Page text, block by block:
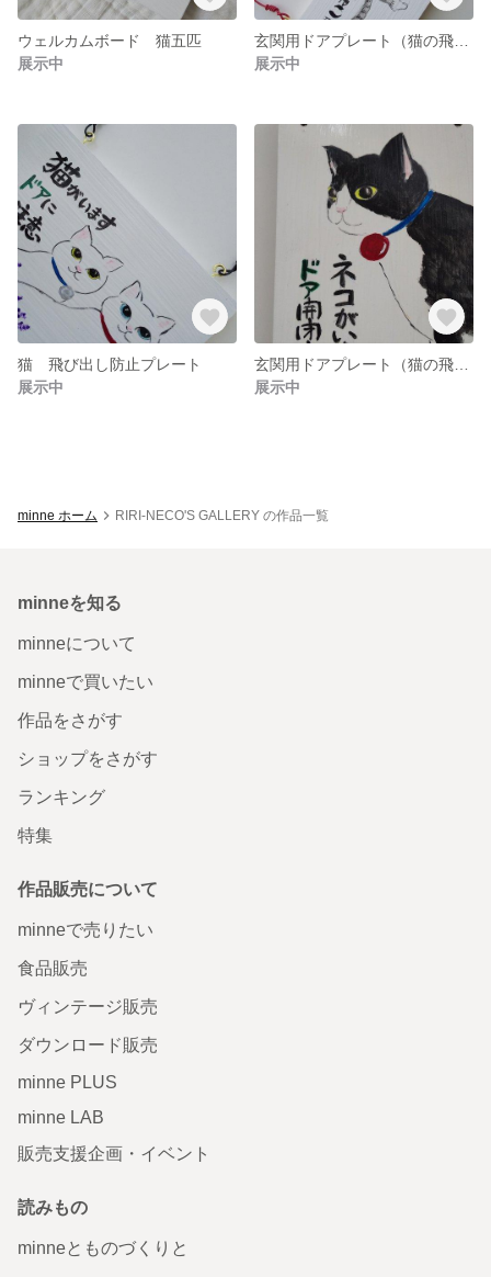
ウェルカムボード 猫五匹
展示中
展示中
猫 飛び出し防止プレート
展示中
展示中
minne ホーム RIRI-NECO'S GALLERY の作品一覧
minneを知る
minneについて
minneで買いたい
作品をさがす
ショップをさがす
ランキング
特集
作品販売について
minneで売りたい
食品販売
ヴィンテージ販売
ダウンロード販売
minne PLUS
minne LAB
販売支援企画・イベント
読みもの
minneとものづくりと